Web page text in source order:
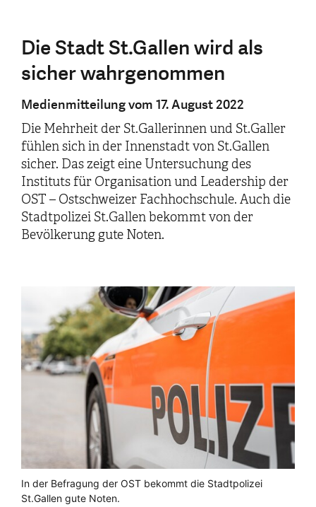
Die Stadt St.Gallen wird als
sicher wahrgenommen
Medienmitteilung vom 17. August 2022
Die Mehrheit der St.Gallerinnen und St.Galler
fühlen sich in der Innenstadt von St.Gallen
sicher. Das zeigt eine Untersuchung des
Instituts für Organisation und Leadership der
OST – Ostschweizer Fachhochschule. Auch die
Stadtpolizei St.Gallen bekommt von der
Bevölkerung gute Noten.
In der Befragung der OST bekommt die Stadtpolizei
St.Gallen gute Noten.